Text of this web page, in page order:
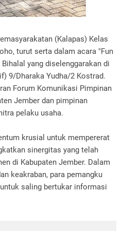
(Kalapas) Kelas
turut serta dalam acara "Fun
yang diselenggarakan di
9/Dharaka Yudha/2 Kostrad.
Forum Komunikasi Pimpinan
Jember dan pimpinan
pelaku usaha.
krusial untuk mempererat
sinergitas yang telah
di Kabupaten Jember. Dalam
keakraban, para pemangku
saling bertukar informasi